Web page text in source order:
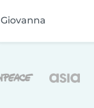
Giovanna